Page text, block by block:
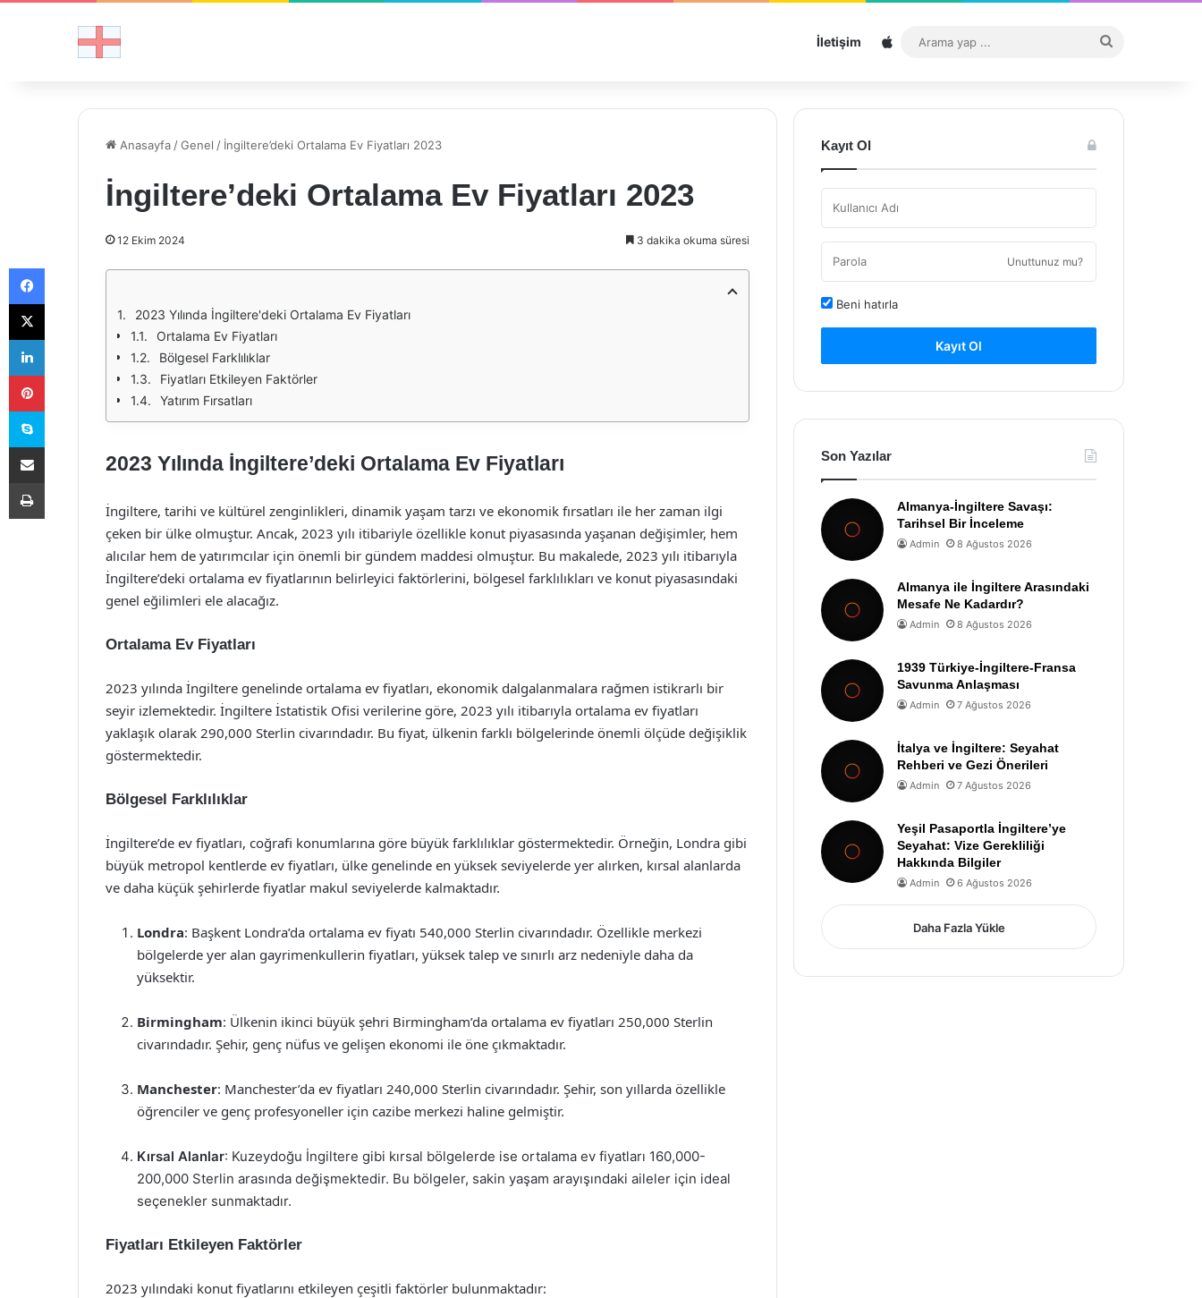
İletişim Sitemap
...
Anasayfa /Genel / İngiltere’deki Ortalama Ev Fiyatları 2023
İngiltere’deki Ortalama Ev Fiyatları 2023
12 Ekim 2024 3 dakika okuma süresi
2023 Yılında İngiltere'deki Ortalama Ev Fiyatları
Ortalama Ev Fiyatları
Bölgesel Farklılıklar
Fiyatları Etkileyen Faktörler
Yatırım Fırsatları
2023 Yılında İngiltere’deki Ortalama Ev Fiyatları
İngiltere, tarihi ve kültürel zenginlikleri, dinamik yaşam tarzı ve ekonomik fırsatları ile her zaman ilgi
çeken bir ülke olmuştur. Ancak, 2023 yılı itibariyle özellikle konut piyasasında yaşanan değişimler, hem
alıcılar hem de yatırımcılar için önemli bir gündem maddesi olmuştur. Bu makalede, 2023 yılı itibarıyla
İngiltere’deki ortalama ev fiyatlarının belirleyici faktörlerini, bölgesel farklılıkları ve konut piyasasındaki
genel eğilimleri ele alacağız.
Ortalama Ev Fiyatları
2023 yılında İngiltere genelinde ortalama ev fiyatları, ekonomik dalgalanmalara rağmen istikrarlı bir
seyir izlemektedir. İngiltere İstatistik Ofisi verilerine göre, 2023 yılı itibarıyla ortalama ev fiyatları
yaklaşık olarak 290,000 Sterlin civarındadır. Bu fiyat, ülkenin farklı bölgelerinde önemli ölçüde değişiklik
göstermektedir.
Bölgesel Farklılıklar
İngiltere’de ev fiyatları, coğrafi konumlarına göre büyük farklılıklar göstermektedir. Örneğin, Londra gibi
büyük metropol kentlerde ev fiyatları, ülke genelinde en yüksek seviyelerde yer alırken, kırsal alanlarda
ve daha küçük şehirlerde fiyatlar makul seviyelerde kalmaktadır.
Londra: Başkent Londra’da ortalama ev fiyatı 540,000 Sterlin civarındadır. Özellikle merkezi
bölgelerde yer alan gayrimenkullerin fiyatları, yüksek talep ve sınırlı arz nedeniyle daha da
yüksektir.
Birmingham: Ülkenin ikinci büyük şehri Birmingham’da ortalama ev fiyatları 250,000 Sterlin
civarındadır. Şehir, genç nüfus ve gelişen ekonomi ile öne çıkmaktadır.
Manchester: Manchester’da ev fiyatları 240,000 Sterlin civarındadır. Şehir, son yıllarda özellikle
öğrenciler ve genç profesyoneller için cazibe merkezi haline gelmiştir.
Kırsal Alanlar: Kuzeydoğu İngiltere gibi kırsal bölgelerde ise ortalama ev fiyatları 160,000-
200,000 Sterlin arasında değişmektedir. Bu bölgeler, sakin yaşam arayışındaki aileler için ideal
seçenekler sunmaktadır.
Fiyatları Etkileyen Faktörler
2023 yılındaki konut fiyatlarını etkileyen çeşitli faktörler bulunmaktadır:
Kayıt Ol
Unuttunuz mu?
Beni hatırla
Kayıt Ol
Son Yazılar
Almanya-İngiltere Savaşı:
Tarihsel Bir İnceleme
Admin 8 Ağustos 2026
Almanya ile İngiltere Arasındaki
Mesafe Ne Kadardır?
Admin 8 Ağustos 2026
1939 Türkiye-İngiltere-Fransa
Savunma Anlaşması
Admin 7 Ağustos 2026
İtalya ve İngiltere: Seyahat
Rehberi ve Gezi Önerileri
Admin 7 Ağustos 2026
Yeşil Pasaportla İngiltere’ye
Seyahat: Vize Gerekliliği
Hakkında Bilgiler
Admin 6 Ağustos 2026
Daha Fazla Yükle
Facebook
X
LinkedIn
Pinterest
Skype
E-Posta ile paylaş